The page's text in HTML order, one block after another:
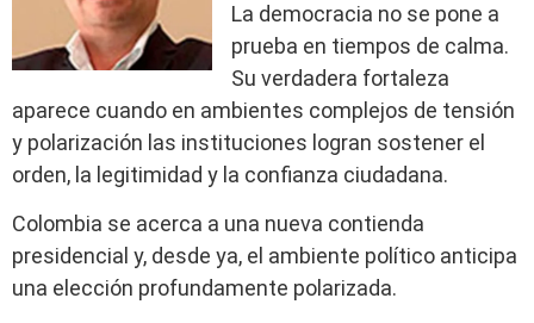
La democracia no se pone a
prueba en tiempos de calma.
Su verdadera fortaleza
aparece cuando en ambientes complejos de tensión
y polarización las instituciones logran sostener el
orden, la legitimidad y la confianza ciudadana.
Colombia se acerca a una nueva contienda
presidencial y, desde ya, el ambiente político anticipa
una elección profundamente polarizada.